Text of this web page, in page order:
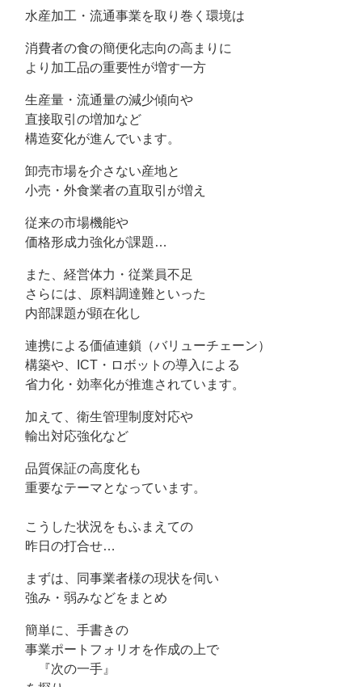
水産加工・流通事業を取り巻く環境は
消費者の食の簡便化志向の高まりに
より加工品の重要性が増す一方
生産量・流通量の減少傾向や
直接取引の増加など
構造変化が進んでいます。
卸売市場を介さない産地と
小売・外食業者の直取引が増え
従来の市場機能や
価格形成力強化が課題…
また、経営体力・従業員不足
さらには、原料調達難といった
内部課題が顕在化し
連携による価値連鎖（バリューチェーン）
構築や、ICT・ロボットの導入による
省力化・効率化が推進されています。
加えて、衛生管理制度対応や
輸出対応強化など
品質保証の高度化も
重要なテーマとなっています。
こうした状況をもふまえての
昨日の打合せ…
まずは、同事業者様の現状を伺い
強み・弱みなどをまとめ
簡単に、手書きの
事業ポートフォリオを作成の上で
『次の一手』